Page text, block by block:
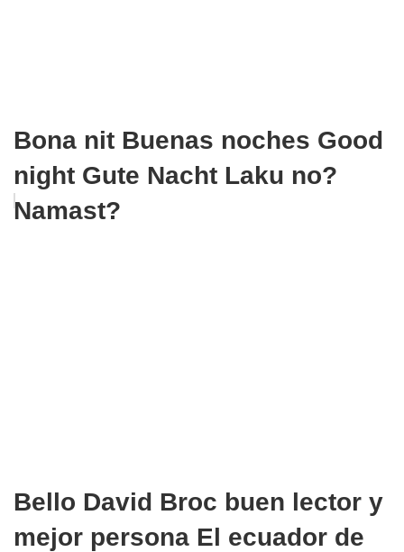
Bona nit Buenas noches Good
night Gute Nacht Laku no?
Namast?
Bello David Broc buen lector y
mejor persona El ecuador de